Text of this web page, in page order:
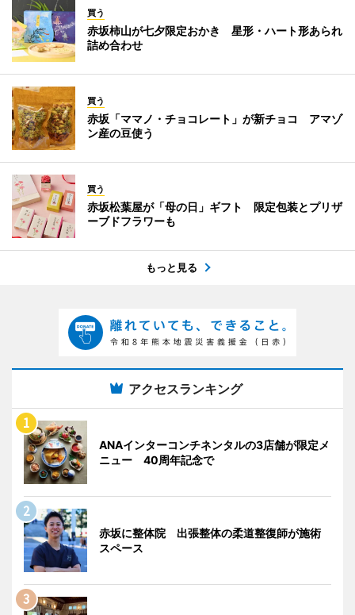
買う
赤坂柿山が七夕限定おかき 星形・ハート形あられ
詰め合わせ
買う
赤坂「ママノ・チョコレート」が新チョコ アマゾ
ン産の豆使う
買う
赤坂松葉屋が「母の日」ギフト 限定包装とプリザ
ーブドフラワーも
もっと見る
アクセスランキング
ANAインターコンチネンタルの3店舗が限定メ
ニュー 40周年記念で
赤坂に整体院 出張整体の柔道整復師が施術
スペース